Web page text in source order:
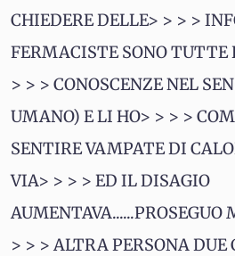
CHIEDERE DELLE> > > >
FERMACISTE SONO TUTTE
> > > CONOSCENZE NEL
UMANO) E LI HO> > > >
SENTIRE VAMPATE DI
VIA> > > > ED IL DISAGIO
AUMENTAVA......PROSEGUO
> > > ALTRA PERSONA DUE